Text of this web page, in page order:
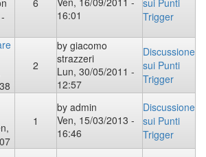
6
16:01
sui Punti
Trigger
2
by giacomo
strazzeri
Lun, 30/05/2011 -
12:57
Discussione
sui Punti
Trigger
1
by admin
Ven, 15/03/2013 -
16:46
Discussione
sui Punti
Trigger